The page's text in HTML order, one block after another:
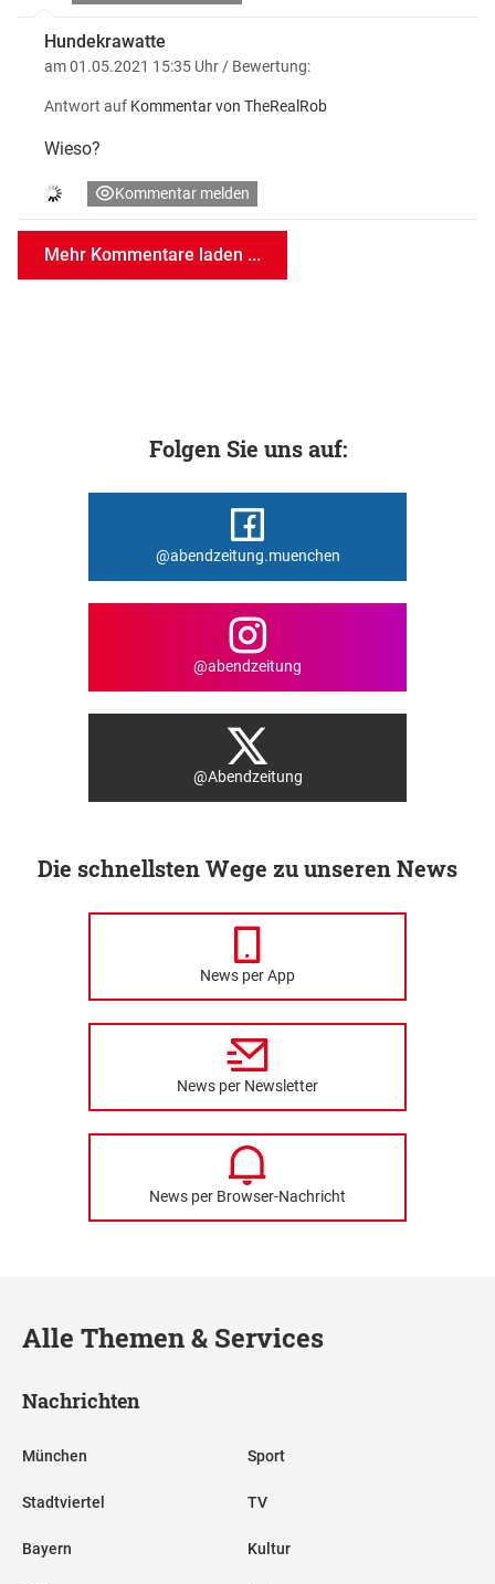
Hundekrawatte
am 01.05.2021 15:35 Uhr / Bewertung:
Antwort auf Kommentar von TheRealRob
Wieso?
Kommentar melden
Mehr Kommentare laden ...
Folgen Sie uns auf:
@abendzeitung.muenchen
@abendzeitung
@Abendzeitung
Die schnellsten Wege zu unseren News
News per App
News per Newsletter
News per Browser-Nachricht
Alle Themen & Services
Nachrichten
München
Stadtviertel
Bayern
Sport
TV
Kultur